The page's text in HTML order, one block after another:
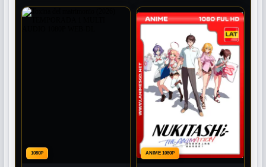
1080P ANIME 1080P